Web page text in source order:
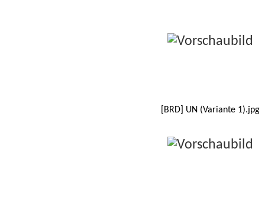
[BRD] UN (Variante 1).jpg